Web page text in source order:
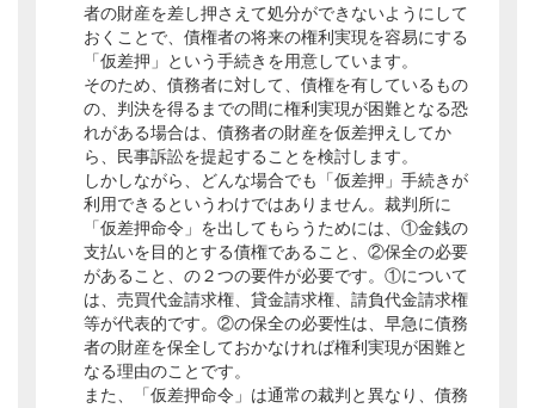
者の財産を差し押さえて処分ができないようにして
おくことで、債権者の将来の権利実現を容易にする
「仮差押」という手続きを用意しています。
そのため、債務者に対して、債権を有しているもの
の、判決を得るまでの間に権利実現が困難となる恐
れがある場合は、債務者の財産を仮差押えしてか
ら、民事訴訟を提起することを検討します。
しかしながら、どんな場合でも「仮差押」手続きが
利用できるというわけではありません。裁判所に
「仮差押命令」を出してもらうためには、①金銭の
支払いを目的とする債権であること、②保全の必要
があること、の２つの要件が必要です。①について
は、売買代金請求権、貸金請求権、請負代金請求権
等が代表的です。②の保全の必要性は、早急に債務
者の財産を保全しておかなければ権利実現が困難と
なる理由のことです。
また、「仮差押命令」は通常の裁判と異なり、債務